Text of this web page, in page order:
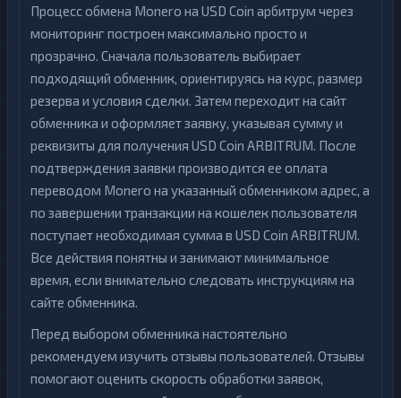
Процесс обмена Monero на USD Coin арбитрум через
мониторинг построен максимально просто и
прозрачно. Сначала пользователь выбирает
подходящий обменник, ориентируясь на курс, размер
резерва и условия сделки. Затем переходит на сайт
обменника и оформляет заявку, указывая сумму и
реквизиты для получения USD Coin ARBITRUM. После
подтверждения заявки производится ее оплата
переводом Monero на указанный обменником адрес, а
по завершении транзакции на кошелек пользователя
поступает необходимая сумма в USD Coin ARBITRUM.
Все действия понятны и занимают минимальное
время, если внимательно следовать инструкциям на
сайте обменника.
Перед выбором обменника настоятельно
рекомендуем изучить отзывы пользователей. Отзывы
помогают оценить скорость обработки заявок,